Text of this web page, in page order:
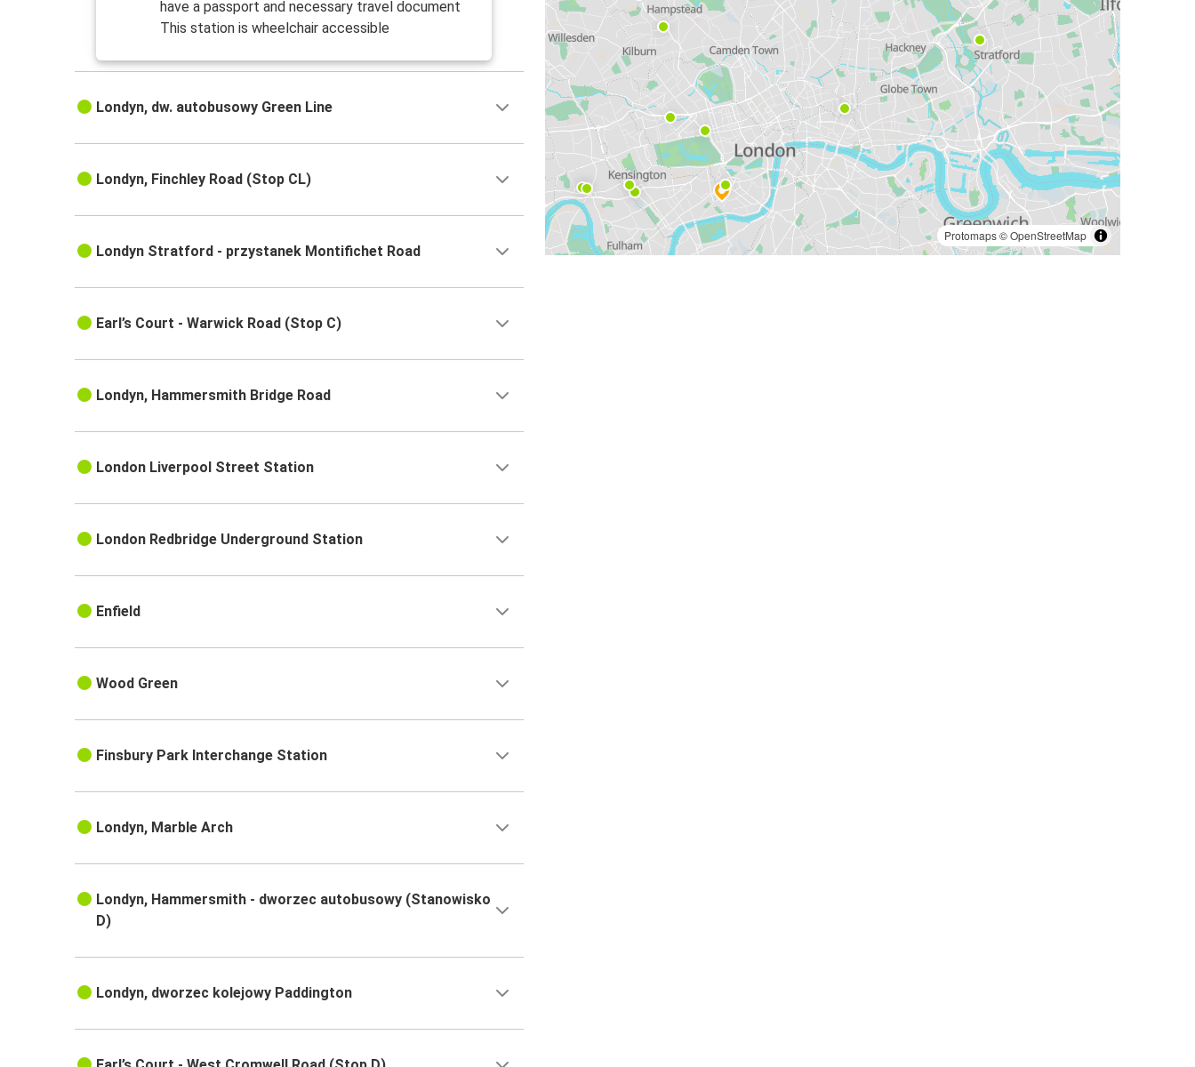
Protomaps©OpenStreetMap
have a passport and necessary travel document
This station is wheelchair accessible
Londyn, dw. autobusowy Green Line
Londyn, Finchley Road (Stop CL)
Londyn Stratford - przystanek Montifichet Road
Earl’s Court - Warwick Road (Stop C)
Londyn, Hammersmith Bridge Road
London Liverpool Street Station
London Redbridge Underground Station
Enfield
Wood Green
Finsbury Park Interchange Station
Londyn, Marble Arch
Londyn, Hammersmith - dworzec autobusowy (Stanowisko
D)
Londyn, dworzec kolejowy Paddington